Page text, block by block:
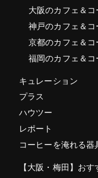
大阪のカフェ＆
神戸のカフェ＆コ
京都のカフェ＆コ
福岡のカフェ＆コ
キュレーション
プラス
ハウツー
レポート
コーヒーを淹れる器
【大阪・梅田】お